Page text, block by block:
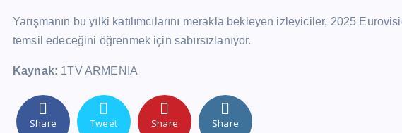
Yarışmanın bu yılki katılımcılarını merakla bekleyen izleyiciler, 2025
temsil edeceğini öğrenmek için sabırsızlanıyor.
Kaynak: 1TV ARMENIA
Share Tweet Share Share